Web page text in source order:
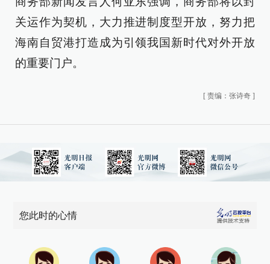
关运作为契机，大力推进制度型开放，努力把
海南自贸港打造成为引领我国新时代对外开放
的重要门户。
[ 责编：张诗奇 ]
您此时的心情